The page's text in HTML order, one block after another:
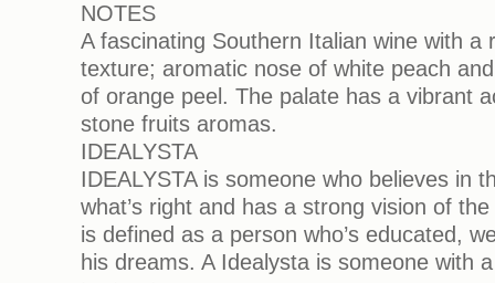
NOTES
A fascinating Southern Italian wine with a
texture; aromatic nose of white peach
of orange peel. The palate has a vibrant
stone fruits aromas.
IDEALYSTA
IDEALYSTA is someone who believes in
what’s right and has a strong vision of
is defined as a person who’s educated,
his dreams. A Idealysta is someone with